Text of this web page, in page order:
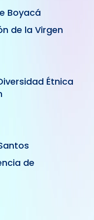
Boyacá
de la Virgen
Étnica
de